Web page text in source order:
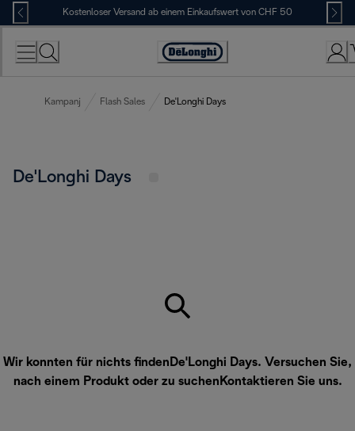
Skip
to
Content
Kostenloser Versand ab einem Einkaufswert von CHF 50
Erklärung
Zugänglichkeit
Kampanj Flash Sales De'Longhi Days
De'Longhi Days
Wir konnten für nichts findenDe'Longhi Days. Versuchen Sie,
nach einem Produkt oder zu suchen Kontaktieren Sie uns.